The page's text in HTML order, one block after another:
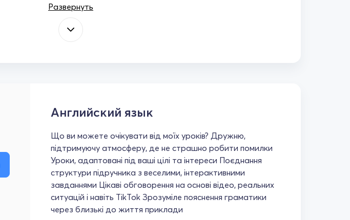
Развернуть
Английский язык
Що ви можете очікувати від моїх уроків? Дружню,
підтримуючу атмосферу, де не страшно робити помилки
Уроки, адаптовані під ваші цілі та інтереси Поєднання
структури підручника з веселими, інтерактивними
завданнями Цікаві обговорення на основі відео, реальних
ситуацій і навіть TikTok Зрозуміле пояснення граматики
через близькі до життя приклади